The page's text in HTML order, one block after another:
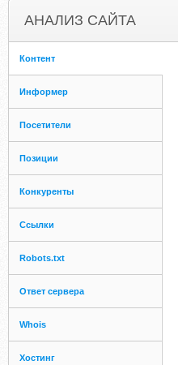
АНАЛИЗ САЙТА
Контент
Информер
Посетители
Позиции
Конкуренты
Ссылки
Robots.txt
Ответ сервера
Whois
Хостинг